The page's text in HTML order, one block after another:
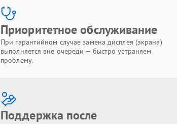
Приоритетное обслуживание
При гарантийном случае замена дисплея (экрана)
выполняется вне очереди — быстро устраняем
проблему.
Поддержка после